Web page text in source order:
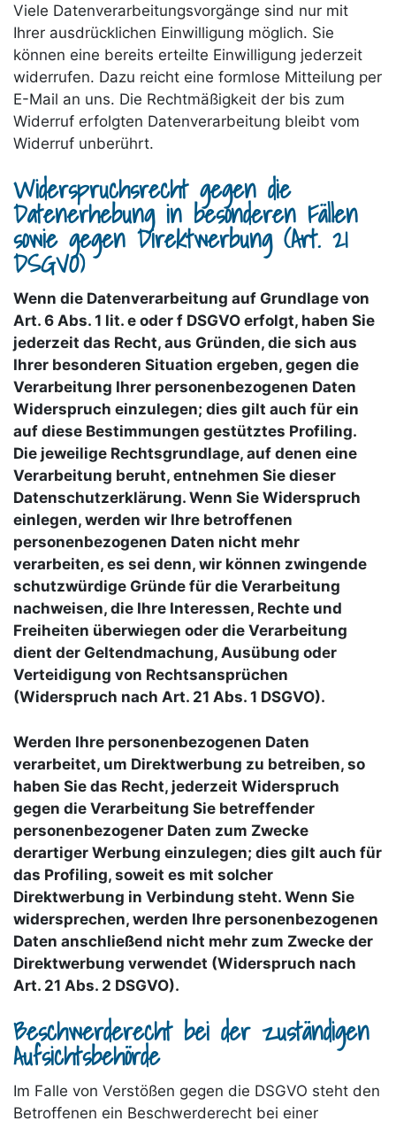
Viele Datenverarbeitungsvorgänge sind nur mit
Ihrer ausdrücklichen Einwilligung möglich. Sie
können eine bereits erteilte Einwilligung jederzeit
widerrufen. Dazu reicht eine formlose Mitteilung per
E-Mail an uns. Die Rechtmäßigkeit der bis zum
Widerruf erfolgten Datenverarbeitung bleibt vom
Widerruf unberührt.
Widerspruchsrecht gegen die
Datenerhebung in besonderen Fällen
sowie gegen Direktwerbung (Art. 21
DSGVO)
Wenn die Datenverarbeitung auf Grundlage von
Art. 6 Abs. 1 lit. e oder f DSGVO erfolgt, haben Sie
jederzeit das Recht, aus Gründen, die sich aus
Ihrer besonderen Situation ergeben, gegen die
Verarbeitung Ihrer personenbezogenen Daten
Widerspruch einzulegen; dies gilt auch für ein
auf diese Bestimmungen gestütztes Profiling.
Die jeweilige Rechtsgrundlage, auf denen eine
Verarbeitung beruht, entnehmen Sie dieser
Datenschutzerklärung. Wenn Sie Widerspruch
einlegen, werden wir Ihre betroffenen
personenbezogenen Daten nicht mehr
verarbeiten, es sei denn, wir können zwingende
schutzwürdige Gründe für die Verarbeitung
nachweisen, die Ihre Interessen, Rechte und
Freiheiten überwiegen oder die Verarbeitung
dient der Geltendmachung, Ausübung oder
Verteidigung von Rechtsansprüchen
(Widerspruch nach Art. 21 Abs. 1 DSGVO).
Werden Ihre personenbezogenen Daten
verarbeitet, um Direktwerbung zu betreiben, so
haben Sie das Recht, jederzeit Widerspruch
gegen die Verarbeitung Sie betreffender
personenbezogener Daten zum Zwecke
derartiger Werbung einzulegen; dies gilt auch für
das Profiling, soweit es mit solcher
Direktwerbung in Verbindung steht. Wenn Sie
widersprechen, werden Ihre personenbezogenen
Daten anschließend nicht mehr zum Zwecke der
Direktwerbung verwendet (Widerspruch nach
Art. 21 Abs. 2 DSGVO).
Beschwerderecht bei der zuständigen
Aufsichtsbehörde
Im Falle von Verstößen gegen die DSGVO steht den
Betroffenen ein Beschwerderecht bei einer